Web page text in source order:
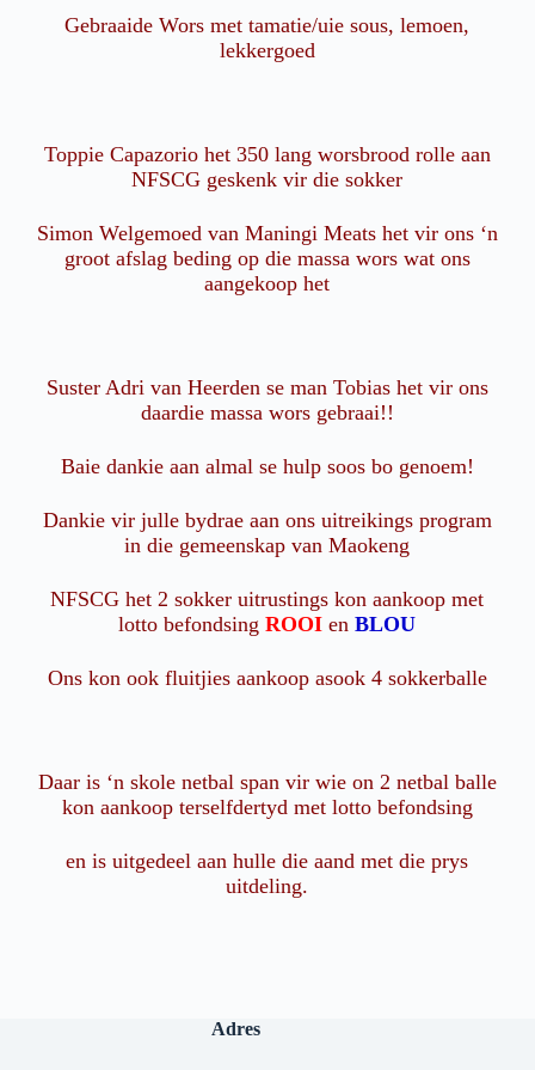
Gebraaide Wors met tamatie/uie sous, lemoen,
lekkergoed
Toppie Capazorio het 350 lang worsbrood rolle aan
NFSCG geskenk vir die sokker
Simon Welgemoed van Maningi Meats het vir ons ‘n
groot afslag beding op die massa wors wat ons
aangekoop het
Suster Adri van Heerden se man Tobias het vir ons
daardie massa wors gebraai!!
Baie dankie aan almal se hulp soos bo genoem!
Dankie vir julle bydrae aan ons uitreikings program
in die gemeenskap van Maokeng
NFSCG het 2 sokker uitrustings kon aankoop met
lotto befondsingROOI enBLOU
Ons kon ook fluitjies aankoop asook 4 sokkerballe
Daar is ‘n skole netbal span vir wie on 2 netbal balle
kon aankoop terselfdertyd met lotto befondsing
en is uitgedeel aan hulle die aand met die prys
uitdeling.
Adres